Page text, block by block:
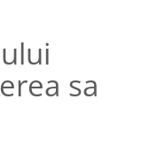
sa